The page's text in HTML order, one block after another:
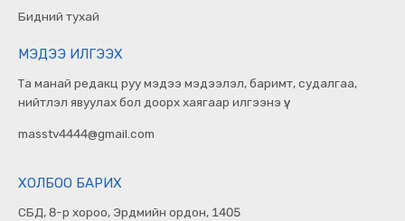
Бидний тухай
МЭДЭЭ ИЛГЭЭХ
Та манай редакц руу мэдээ мэдээлэл, баримт, судалгаа,
нийтлэл явуулах бол доорх хаягаар илгээнэ үү.
masstv4444@gmail.com
ХОЛБОО БАРИХ
СБД, 8-р хороо, Эрдмийн ордон, 1405